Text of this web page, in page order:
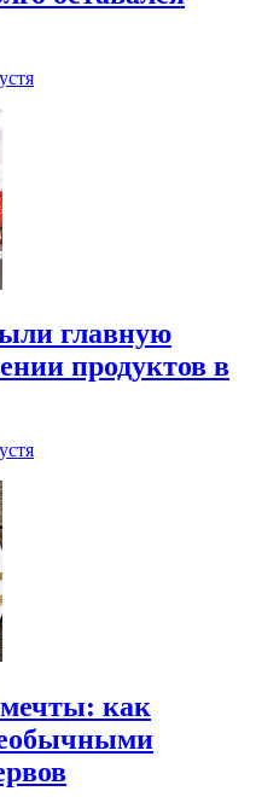
главную
продуктов в
как